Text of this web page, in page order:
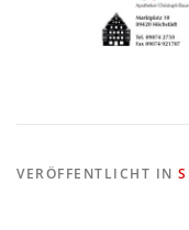
VERÖFFENTLICHT IN